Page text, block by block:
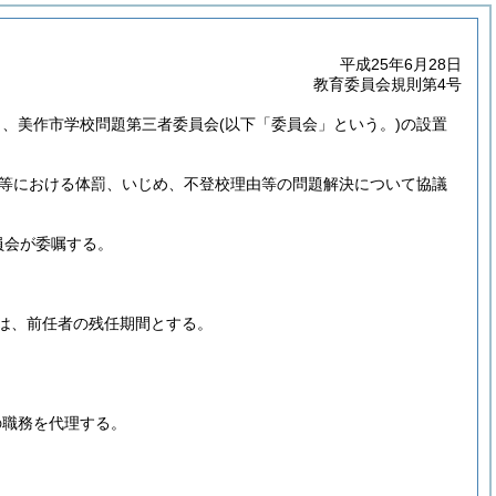
平成25年6月28日
教育委員会規則第4号
美作市学校問題第三者委員会(以下「委員会」という。)の設置
における体罰、いじめ、不登校理由等の問題解決について協議
が委嘱する。
、前任者の残任期間とする。
務を代理する。